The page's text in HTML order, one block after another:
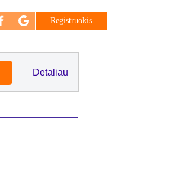
Registruokis
Detaliau